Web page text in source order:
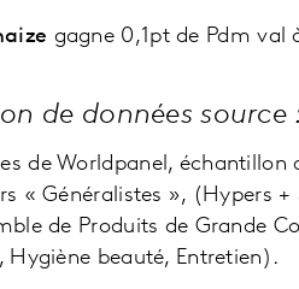
gagne 0,1pt de Pdm val
de données
de Worldpanel,
« Généralistes », (Hypers
de Produits de Grande
Hygiène beauté, Entretien).